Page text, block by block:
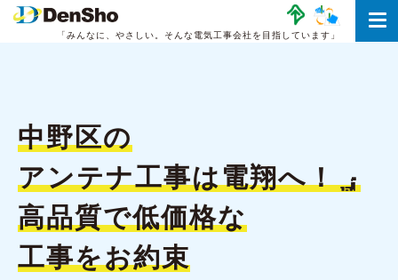
「みんなに、やさしい。 そんな電気工事会社を目指しています」
中野区の
アンテナ工事は電翔へ！
高品質で低価格な
工事をお約束